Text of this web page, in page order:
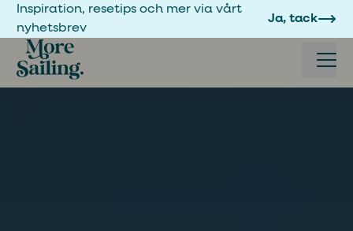
Inspiration, resetips och mer via vårt
nyhetsbrev
Ja, tack